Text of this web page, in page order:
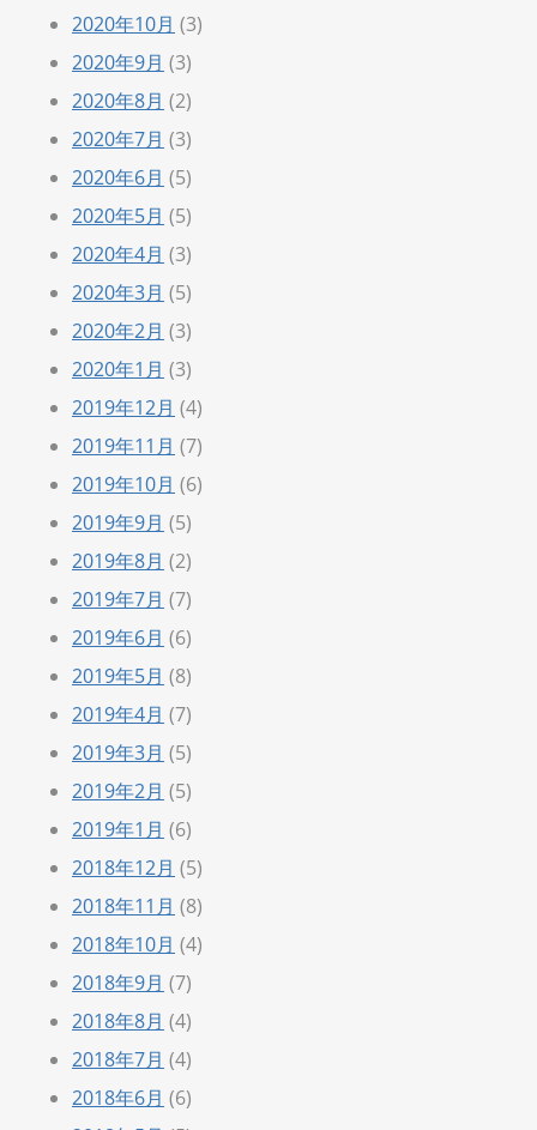
2020年10月 (3)
2020年9月 (3)
2020年8月 (2)
2020年7月 (3)
2020年6月 (5)
2020年5月 (5)
2020年4月 (3)
2020年3月 (5)
2020年2月 (3)
2020年1月 (3)
2019年12月 (4)
2019年11月 (7)
2019年10月 (6)
2019年9月 (5)
2019年8月 (2)
2019年7月 (7)
2019年6月 (6)
2019年5月 (8)
2019年4月 (7)
2019年3月 (5)
2019年2月 (5)
2019年1月 (6)
2018年12月 (5)
2018年11月 (8)
2018年10月 (4)
2018年9月 (7)
2018年8月 (4)
2018年7月 (4)
2018年6月 (6)